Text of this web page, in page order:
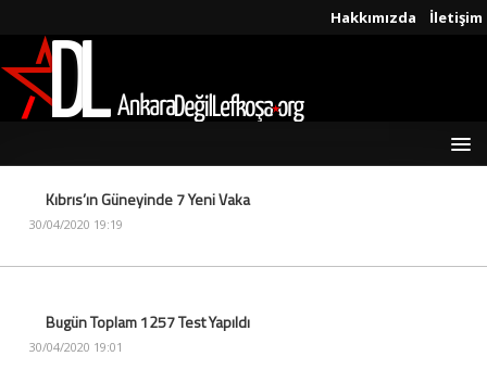
Hakkımızda İletişim
Kıbrıs’ın Güneyinde 7 Yeni Vaka
30/04/2020 19:19
Bugün Toplam 1257 Test Yapıldı
30/04/2020 19:01